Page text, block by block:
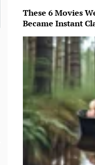
These 6 Movies
Became Instant